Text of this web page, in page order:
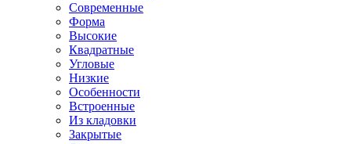
Современные
Форма
Высокие
Квадратные
Угловые
Низкие
Особенности
Встроенные
Из кладовки
Закрытые